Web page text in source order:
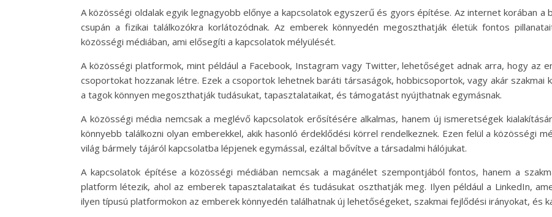
A közösségi oldalak egyik legnagyobb előnye a kapcsolatok egyszerű és gyors építése. Az internet korában
csupán a fizikai találkozókra korlátozódnak. Az emberek könnyedén megoszthatják életük fontos
közösségi médiában, ami elősegíti a kapcsolatok mélyülését.
A közösségi platformok, mint például a Facebook, Instagram vagy Twitter, lehetőséget adnak arra, hogy az
csoportokat hozzanak létre. Ezek a csoportok lehetnek baráti társaságok, hobbicsoportok, vagy akár szakmai
a tagok könnyen megoszthatják tudásukat, tapasztalataikat, és támogatást nyújthatnak egymásnak.
A közösségi média nemcsak a meglévő kapcsolatok erősítésére alkalmas, hanem új ismeretségek
könnyebb találkozni olyan emberekkel, akik hasonló érdeklődési körrel rendelkeznek. Ezen felül a közösségi
világ bármely tájáról kapcsolatba lépjenek egymással, ezáltal bővítve a társadalmi hálójukat.
A kapcsolatok építése a közösségi médiában nemcsak a magánélet szempontjából fontos, hanem a
platform létezik, ahol az emberek tapasztalataikat és tudásukat oszthatják meg. Ilyen például a LinkedIn,
ilyen típusú platformokon az emberek könnyedén találhatnak új lehetőségeket, szakmai fejlődési irányokat, és